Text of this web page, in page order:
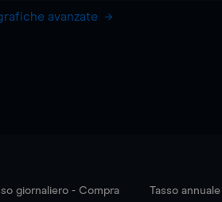
avanzate
giornaliero - Compra Tasso